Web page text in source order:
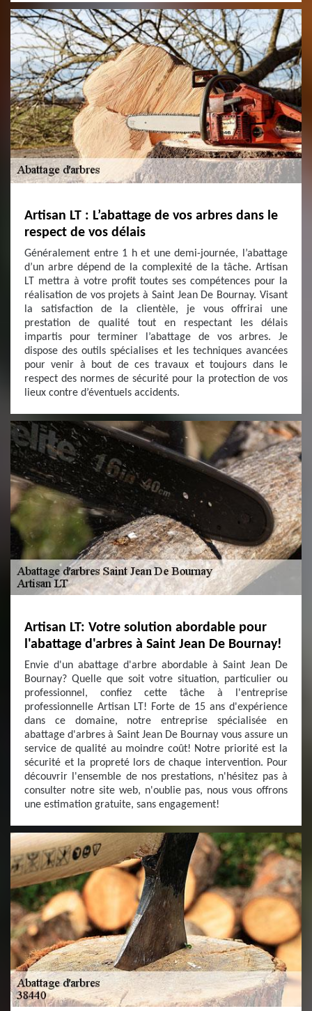
Artisan LT : L’abattage de vos arbres dans le
respect de vos délais
Généralement entre 1 h et une demi-journée, l’abattage
d’un arbre dépend de la complexité de la tâche. Artisan
LT mettra à votre profit toutes ses compétences pour la
réalisation de vos projets à Saint Jean De Bournay. Visant
la satisfaction de la clientèle, je vous offrirai une
prestation de qualité tout en respectant les délais
impartis pour terminer l’abattage de vos arbres. Je
dispose des outils spécialises et les techniques avancées
pour venir à bout de ces travaux et toujours dans le
respect des normes de sécurité pour la protection de vos
lieux contre d’éventuels accidents.
Artisan LT: Votre solution abordable pour
l'abattage d'arbres à Saint Jean De Bournay!
Envie d'un abattage d'arbre abordable à Saint Jean De
Bournay? Quelle que soit votre situation, particulier ou
professionnel, confiez cette tâche à l'entreprise
professionnelle Artisan LT! Forte de 15 ans d'expérience
dans ce domaine, notre entreprise spécialisée en
abattage d'arbres à Saint Jean De Bournay vous assure un
service de qualité au moindre coût! Notre priorité est la
sécurité et la propreté lors de chaque intervention. Pour
découvrir l'ensemble de nos prestations, n'hésitez pas à
consulter notre site web, n'oublie pas, nous vous offrons
une estimation gratuite, sans engagement!